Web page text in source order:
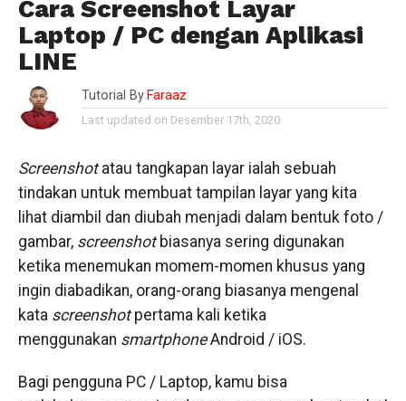
Cara Screenshot Layar
Laptop / PC dengan Aplikasi
LINE
Tutorial By Faraaz
Last updated on Desember 17th, 2020
Screenshotatau tangkapan layar ialah sebuah
tindakan untuk membuat tampilan layar yang kita
lihat diambil dan diubah menjadi dalam bentuk foto /
gambar, screenshot biasanya sering digunakan
ketika menemukan momem-momen khusus yang
ingin diabadikan, orang-orang biasanya mengenal
kata screenshotpertama kali ketika
menggunakan smartphoneAndroid / iOS.
Bagi pengguna PC / Laptop, kamu bisa